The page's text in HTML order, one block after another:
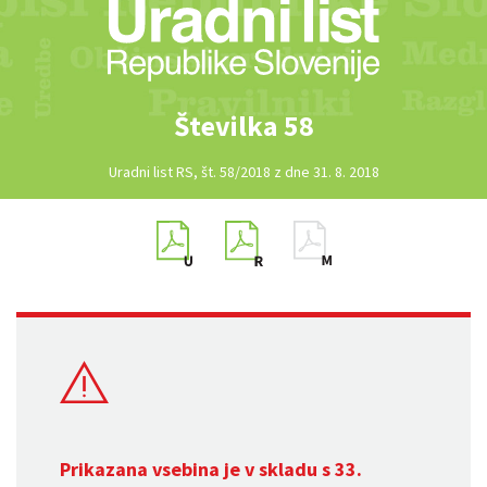
Številka 58
Uradni list RS, št. 58/2018 z dne 31. 8. 2018
Prikazana vsebina je v skladu s 33.